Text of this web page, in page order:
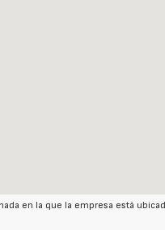
en la que la empresa está